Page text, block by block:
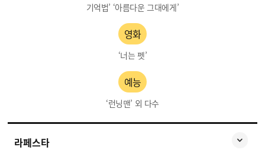
기억법’ ‘아름다운 그대에게’
영화
‘너는 펫’
예능
‘런닝맨’ 외 다수
라페스타